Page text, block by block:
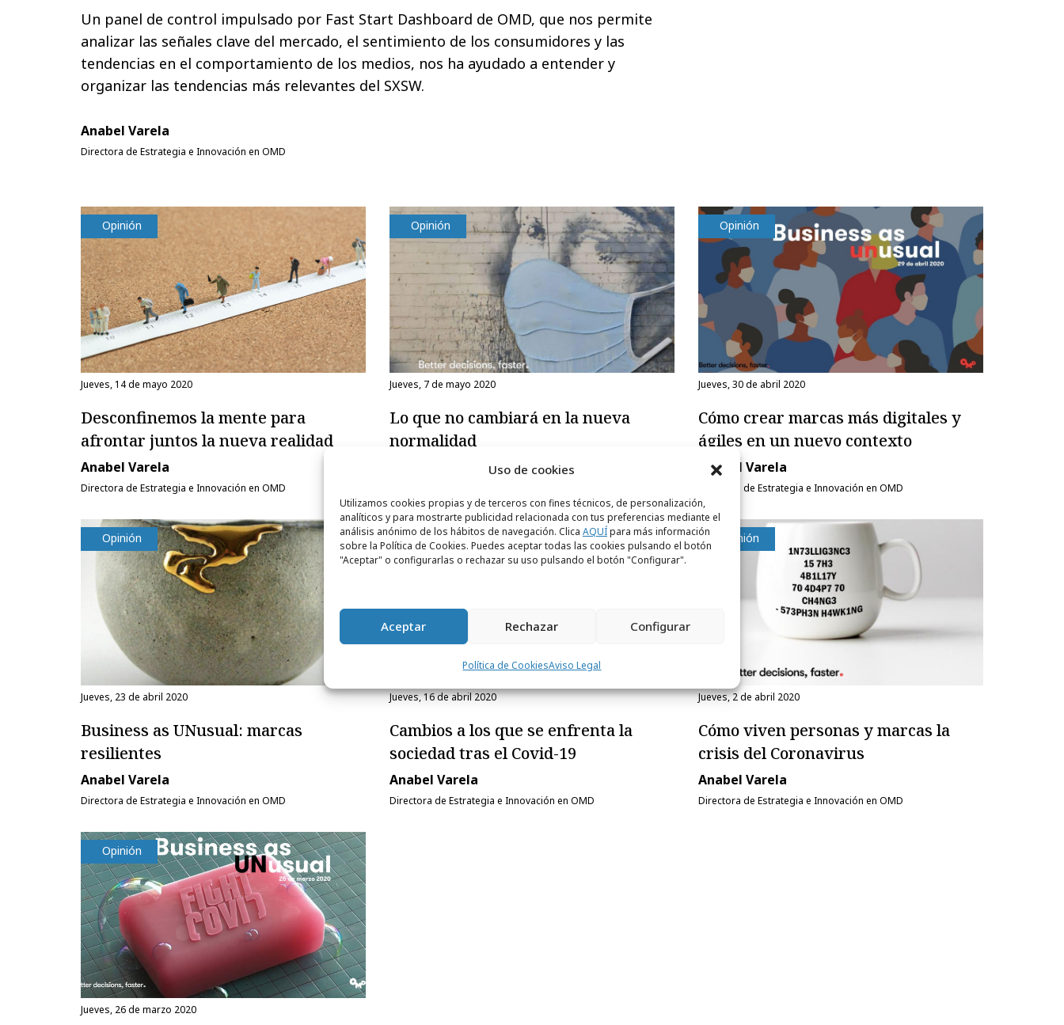
Uso de cookies
Utilizamos cookies propias y de terceros con fines técnicos, de personalización,
analíticos y para mostrarte publicidad relacionada con tus preferencias mediante el
análisis anónimo de los hábitos de navegación. Clica AQUÍpara más información
sobre la Política de Cookies. Puedes aceptar todas las cookies pulsando el botón
"Aceptar" o configurarlas o rechazar su uso pulsando el botón "Configurar".
Aceptar Rechazar Configurar
Política de CookiesAviso Legal
Un panel de control impulsado por Fast Start Dashboard de OMD, que nos permite
analizar las señales clave del mercado, el sentimiento de los consumidores y las
tendencias en el comportamiento de los medios, nos ha ayudado a entender y
organizar las tendencias más relevantes del SXSW.
Anabel Varela
Directora de Estrategia e Innovación en OMD
Opinión
jueves, 14 de mayo 2020
Desconfinemos la mente para
afrontar juntos la nueva realidad
Anabel Varela
Directora de Estrategia e Innovación en OMD
Opinión
jueves, 7 de mayo 2020
Lo que no cambiará en la nueva
normalidad
Opinión
jueves, 30 de abril 2020
Cómo crear marcas más digitales y
ágiles en un nuevo contexto
Anabel Varela
Directora de Estrategia e Innovación en OMD
Opinión
jueves, 23 de abril 2020
Business as UNusual: marcas
resilientes
Anabel Varela
Directora de Estrategia e Innovación en OMD
Opinión
jueves, 16 de abril 2020
Cambios a los que se enfrenta la
sociedad tras el Covid-19
Anabel Varela
Directora de Estrategia e Innovación en OMD
Opinión
jueves, 2 de abril 2020
Cómo viven personas y marcas la
crisis del Coronavirus
Anabel Varela
Directora de Estrategia e Innovación en OMD
Opinión
jueves, 26 de marzo 2020